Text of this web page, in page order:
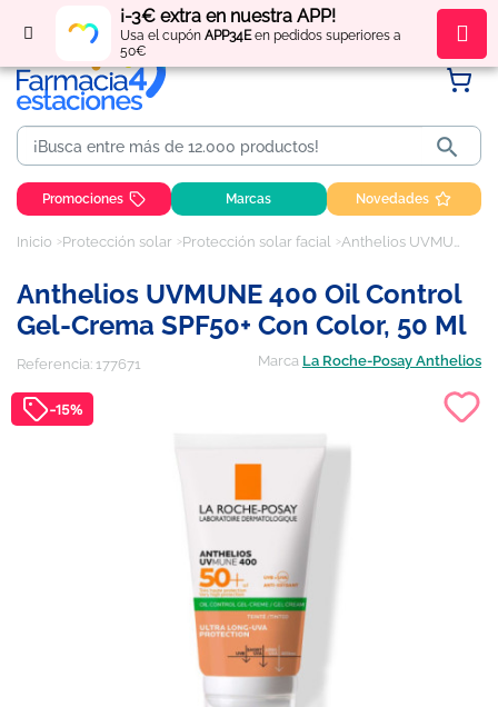
¡-3€ extra en nuestra APP!
Usa el cupón APP34Een pedidos superiores a
50€
Regístratey obténpuntos por tus compras

Promociones Marcas Novedades
Inicio Protección solar Protección solar facial Anthelios UVMUNE 400 oil control gel-crema SPF50+ con color, 50 ml
Anthelios UVMUNE 400 Oil Control
Gel-Crema SPF50+ Con Color, 50 Ml
Referencia: 177671 Marca La Roche-Posay Anthelios
-15%